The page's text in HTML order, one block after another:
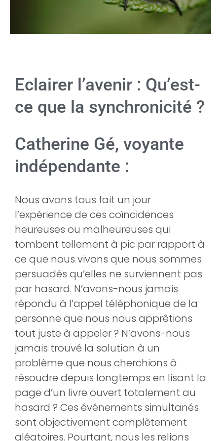
Eclairer l’avenir : Qu’est-
ce que la synchronicité ?
Catherine Gé, voyante
indépendante :
Nous avons tous fait un jour
l’expérience de ces coïncidences
heureuses ou malheureuses qui
tombent tellement à pic par rapport à
ce que nous vivons que nous sommes
persuadés qu’elles ne surviennent pas
par hasard. N’avons-nous jamais
répondu à l’appel téléphonique de la
personne que nous nous apprêtions
tout juste à appeler ? N’avons-nous
jamais trouvé la solution à un
problème que nous cherchions à
résoudre depuis longtemps en lisant la
page d’un livre ouvert totalement au
hasard ? Ces événements simultanés
sont objectivement complètement
aléatoires. Pourtant, nous les relions